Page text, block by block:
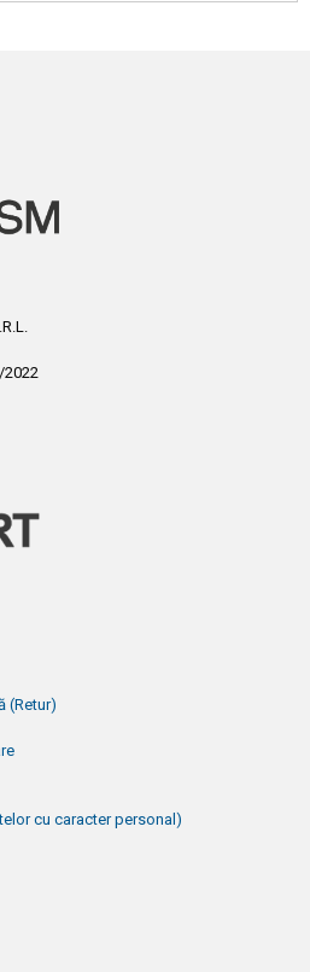
2022
(Retur)
cu caracter personal)